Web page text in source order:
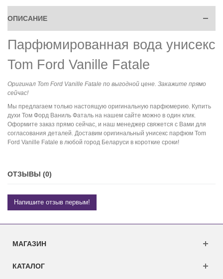
ОПИСАНИЕ
Парфюмированная вода унисекс
Tom Ford Vanille Fatale
Оригинал Tom Ford Vanille Fatale по выгодной цене. Закажите прямо
сейчас!
Мы предлагаем только настоящую оригинальную парфюмерию. Купить
духи Том Форд Ваниль Фаталь на нашем сайте можно в один клик.
Оформите заказ прямо сейчас, и наш менеджер свяжется с Вами для
согласования деталей. Доставим оригинальный унисекс парфюм Tom
Ford Vanille Fatale в любой город Беларуси в короткие сроки!
ОТЗЫВЫ (0)
Напишите отзыв первым!
МАГАЗИН
КАТАЛОГ